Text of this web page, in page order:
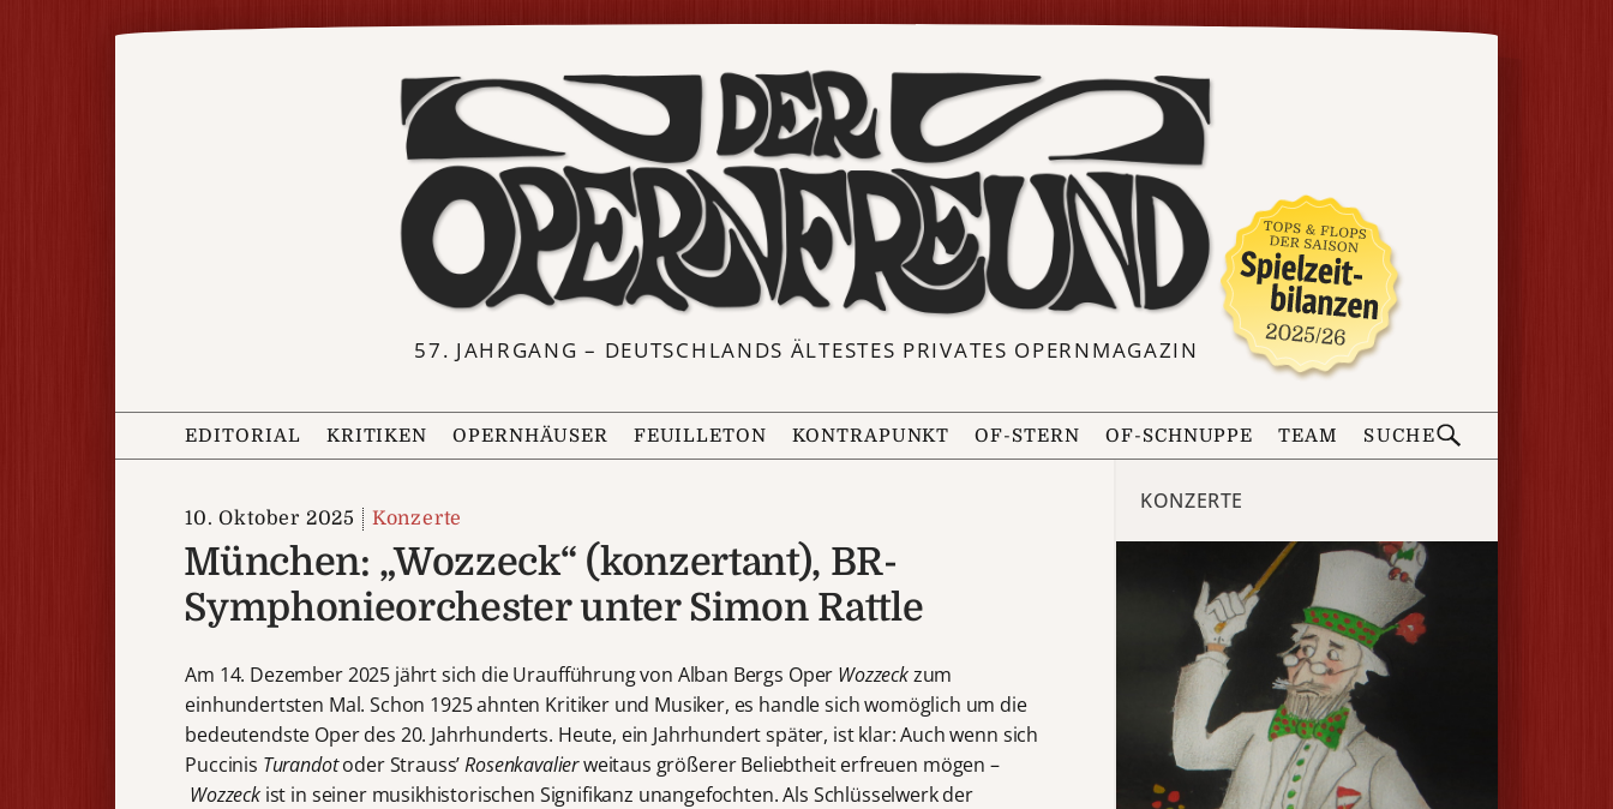
57. JAHRGANG – DEUTSCHLANDS ÄLTESTES PRIVATES OPERNMAGAZIN
EDITORIAL KRITIKEN OPERNHÄUSER FEUILLETON KONTRAPUNKT OF-STERN OF-SCHNUPPE TEAM SUCHE
10. Oktober 2025 Konzerte
München: „Wozzeck“ (konzertant), BR-
Symphonieorchester unter Simon Rattle
Am 14. Dezember 2025 jährt sich die Uraufführung von Alban Bergs Oper Wozzeckzum
einhundertsten Mal. Schon 1925 ahnten Kritiker und Musiker, es handle sich womöglich um die
bedeutendste Oper des 20. Jahrhunderts. Heute, ein Jahrhundert später, ist klar: Auch wenn sich
Puccinis Turandotoder Strauss’Rosenkavalierweitaus größerer Beliebtheit erfreuen mögen –
Wozzeckist in seiner musikhistorischen Signifikanz unangefochten. Als Schlüsselwerk der
KONZERTE